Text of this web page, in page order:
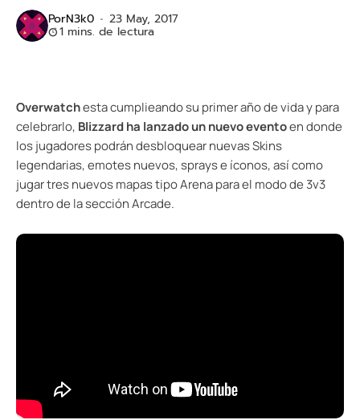
PorN3k0 23 May, 2017
1 mins. de lectura
Overwatchesta cumplieando su primer año de vida y para
celebrarlo, Blizzard ha lanzado un nuevo eventoen donde
los jugadores podrán desbloquear nuevas Skins
legendarias, emotes nuevos, sprays e íconos, así como
jugar tres nuevos mapas tipo Arena para el modo de 3v3
dentro de la sección Arcade.